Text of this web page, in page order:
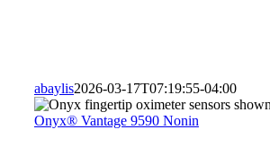
abaylis2026-03-17T07:19:55-04:00
Onyx® Vantage 9590 Nonin